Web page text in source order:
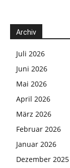
Archiv
Juli 2026
Juni 2026
Mai 2026
April 2026
März 2026
Februar 2026
Januar 2026
Dezember 2025